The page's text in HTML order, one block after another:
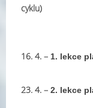
16. 4. – 1. lekce
23. 4. – 2. lekce